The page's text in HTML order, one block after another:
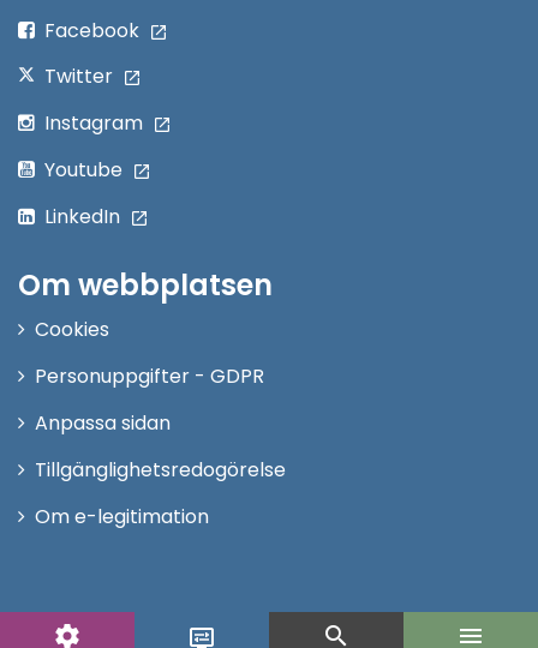
settings display_settings search menu
Facebook
Twitter
Instagram
Youtube
LinkedIn
Om webbplatsen
Cookies
Personuppgifter - GDPR
Anpassa sidan
Tillgänglighetsredogörelse
Om e-legitimation